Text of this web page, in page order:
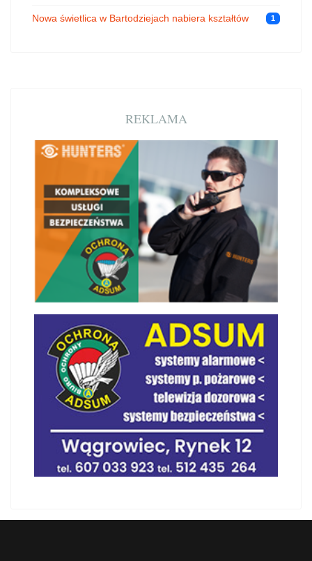
Nowa świetlica w Bartodziejach nabiera kształtów 1
REKLAMA